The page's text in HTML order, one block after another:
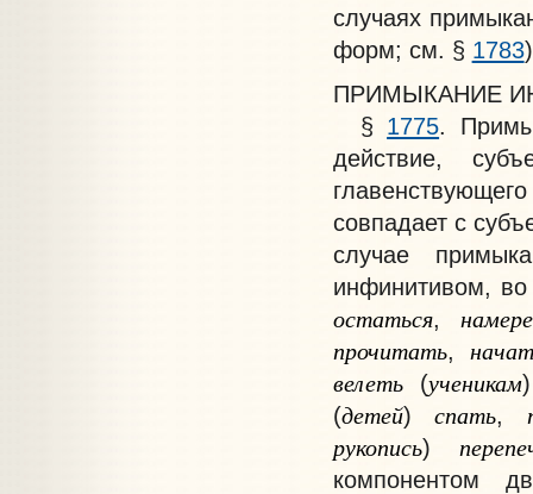
случаях
форм; см. § 1783
ПРИМЫКАНИЕ
§ 1775 .
действие,
совпадает с
случае
инфинитивом ,
остаться,
прочитать,
велеть(ученикам
(детей)спать
рукопись)
компонентом